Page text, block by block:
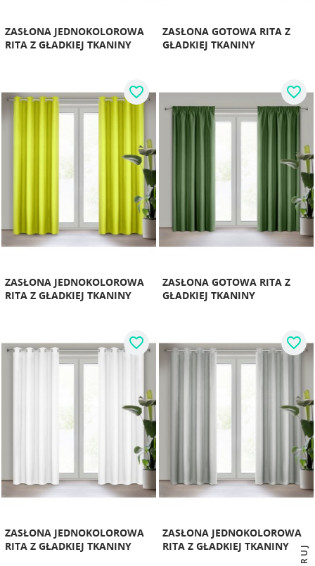
ZASŁONA JEDNOKOLOROWA
RITA Z GŁADKIEJ TKANINY
ZASŁONA GOTOWA RITA Z
GŁADKIEJ TKANINY
ZASŁONA JEDNOKOLOROWA
RITA Z GŁADKIEJ TKANINY
favorite_border
ZASŁONA GOTOWA RITA Z
GŁADKIEJ TKANINY
favorite_border
ZASŁONA JEDNOKOLOROWA
RITA Z GŁADKIEJ TKANINY
favorite_border
ZASŁONA JEDNOKOLOROWA
RITA Z GŁADKIEJ TKANINY
favorite_border